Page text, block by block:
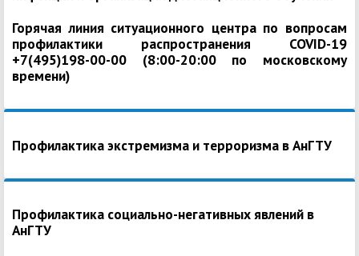
Горячая линия ситуационного центра по вопросам
профилактики распространения COVID-19
+7(495)198-00-00 (8:00-20:00 по московскому
времени)
Профилактика экстремизма и терроризма в АнГТУ
Профилактика социально-негативных явлений в
АнГТУ